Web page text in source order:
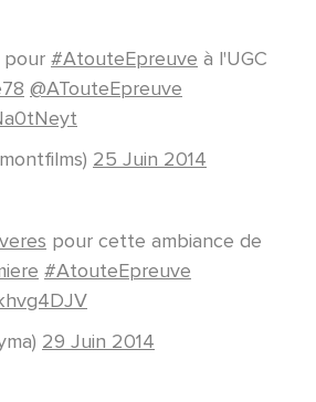
pour #AtouteEpreuve à l'UGC
@ATouteEpreuve
25 Juin 2014
pour cette ambiance de
#AtouteEpreuve
29 Juin 2014